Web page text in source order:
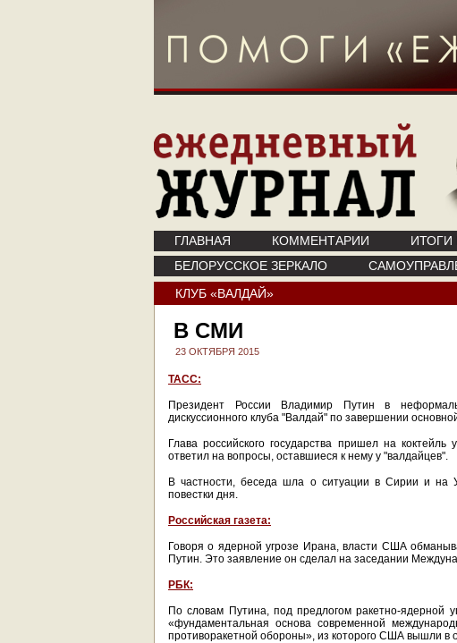
ГЛАВНАЯ КОММЕНТАРИИ ИТОГИ
БЕЛОРУССКОЕ ЗЕРКАЛО
КЛУБ «ВАЛДАЙ»
В СМИ
23 ОКТЯБРЯ 2015
ТАСС:
Президент России Владимир Путин в
дискуссионного клуба "Валдай" по завершении
Глава российского государства пришел на
ответил на вопросы, оставшиеся к нему у "валдайцев".
В частности, беседа шла о ситуации в Сирии и на
повестки дня.
Российская газета:
Говоря о ядерной угрозе Ирана, власти США
Путин. Это заявление он сделал на заседании
РБК:
По словам Путина, под предлогом ракетно-ядерной
«фундаментальная основа современной
противоракетной обороны», из которого США вышли в